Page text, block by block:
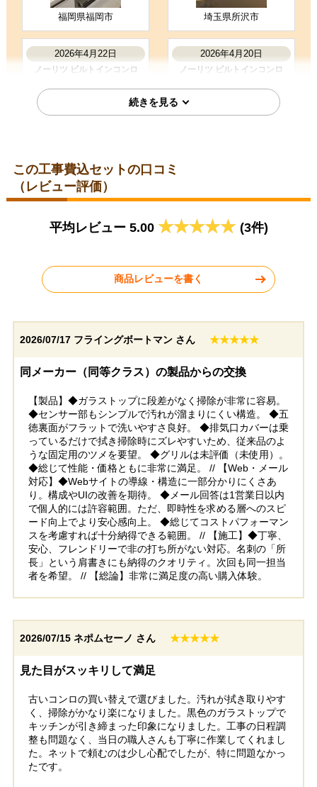
価格が安かった
お客様の声をもっと見る
福岡県福岡市 埼玉県所沢市
2026年4月22日
ノーリツ ビルトインコンロ
千葉県千葉市
2026年4月20日
ノーリツ ビルトインコンロ
2026年3月26日 2026年3月11日
工事実績をもっと見る
この工事費込セットの口コミ
（レビュー評価）
平均レビュー 5.00 (3件)
商品レビューを書く
2026/07/17 フライングボートマン さん ★★★★★
同メーカー（同等クラス）の製品からの交換
【製品】◆ガラストップに段差がなく掃除が非常に容易。
◆センサー部もシンプルで汚れが溜まりにくい構造。 ◆五
徳裏面がフラットで洗いやすさ良好。 ◆排気口カバーは乗
っているだけで拭き掃除時にズレやすいため、従来品のよ
うな固定用のツメを要望。 ◆グリルは未評価（未使用）。
◆総じて性能・価格ともに非常に満足。 // 【Web・メール
対応】◆Webサイトの導線・構造に一部分かりにくさあ
り。構成やUIの改善を期待。 ◆メール回答は1営業日以内
で個人的には許容範囲。ただ、即時性を求める層へのスピ
ード向上でより安心感向上。 ◆総じてコストパフォーマン
スを考慮すれば十分納得できる範囲。 // 【施工】◆丁寧、
安心、フレンドリーで非の打ち所がない対応。名刺の「所
長」という肩書きにも納得のクオリティ。次回も同一担当
者を希望。 // 【総論】非常に満足度の高い購入体験。
2026/07/15 ネポムセーノ さん ★★★★★
見た目がスッキリして満足
古いコンロの買い替えで選びました。汚れが拭き取りやす
く、掃除がかなり楽になりました。黒色のガラストップで
キッチンが引き締まった印象になりました。工事の日程調
整も問題なく、当日の職人さんも丁寧に作業してくれまし
た。ネットで頼むのは少し心配でしたが、特に問題なかっ
たです。